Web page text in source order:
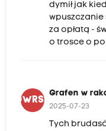
dymił jak
wpuszczanie
za opłatą -
o trosce o
GWRSD
Grafen w
2025-07-23
Tych